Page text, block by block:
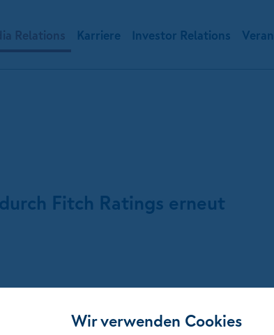
Relations Karriere Investor Relations
Fitch Ratings erneut
AG, der NÜRNBERGER Allgemeine
Wir verwenden Cookies